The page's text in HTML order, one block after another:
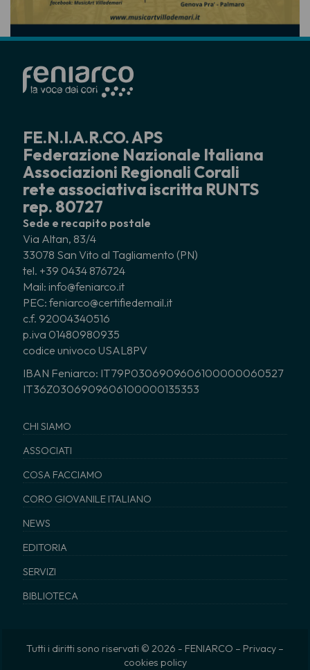
FE.N.I.A.R.CO. APS
Federazione Nazionale Italiana
Associazioni Regionali Corali
rete associativa iscritta RUNTS
rep. 80727
Sede e recapito postale
Via Altan, 83/4
33078 San Vito al Tagliamento (PN)
tel. +39 0434 876724
Mail: info@feniarco.it
PEC: feniarco@certifiedemail.it
c.f. 92004340516
p.iva 01480980935
codice univoco USAL8PV
IBAN Feniarco: IT79P0306909606100000060527
IT36Z0306909606100000135353
CHI SIAMO
ASSOCIATI
COSA FACCIAMO
CORO GIOVANILE ITALIANO
NEWS
EDITORIA
SERVIZI
BIBLIOTECA
Tutti i diritti sono riservati © 2026 - FENIARCO – Privacy –
cookies policy